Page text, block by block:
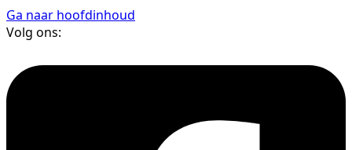
Ga naar hoofdinhoud
Volg ons: